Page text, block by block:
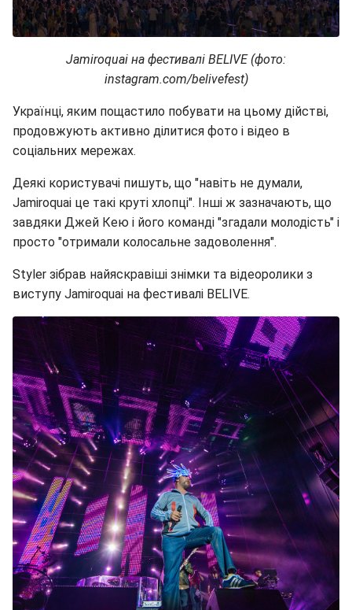
Jamiroquai на фестивалі BELIVE (фото:
instagram.com/belivefest)
Українці, яким пощастило побувати на цьому дійстві,
продовжують активно ділитися фото і відео в
соціальних мережах.
Деякі користувачі пишуть, що "навіть не думали,
Jamiroquai це такі круті хлопці". Інші ж зазначають, що
завдяки Джей Кею і його команді "згадали молодість" і
просто "отримали колосальне задоволення".
Styler зібрав найяскравіші знімки та відеоролики з
виступу Jamiroquai на фестивалі BELIVE.